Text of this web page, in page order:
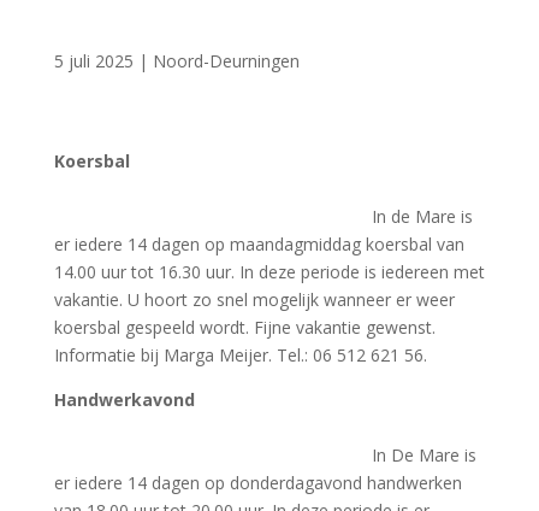
5 juli 2025 | Noord-Deurningen
Koersbal
In de Mare is
er iedere 14 dagen op maandagmiddag koersbal van
14.00 uur tot 16.30 uur. In deze periode is iedereen met
vakantie. U hoort zo snel mogelijk wanneer er weer
koersbal gespeeld wordt. Fijne vakantie gewenst.
Informatie bij Marga Meijer. Tel.: 06 512 621 56.
Handwerkavond
In De Mare is
er iedere 14 dagen op donderdagavond handwerken